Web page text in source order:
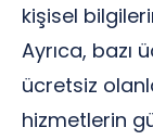
kişisel
Ayrıca, bazı
ücretsiz
hizmetlerin